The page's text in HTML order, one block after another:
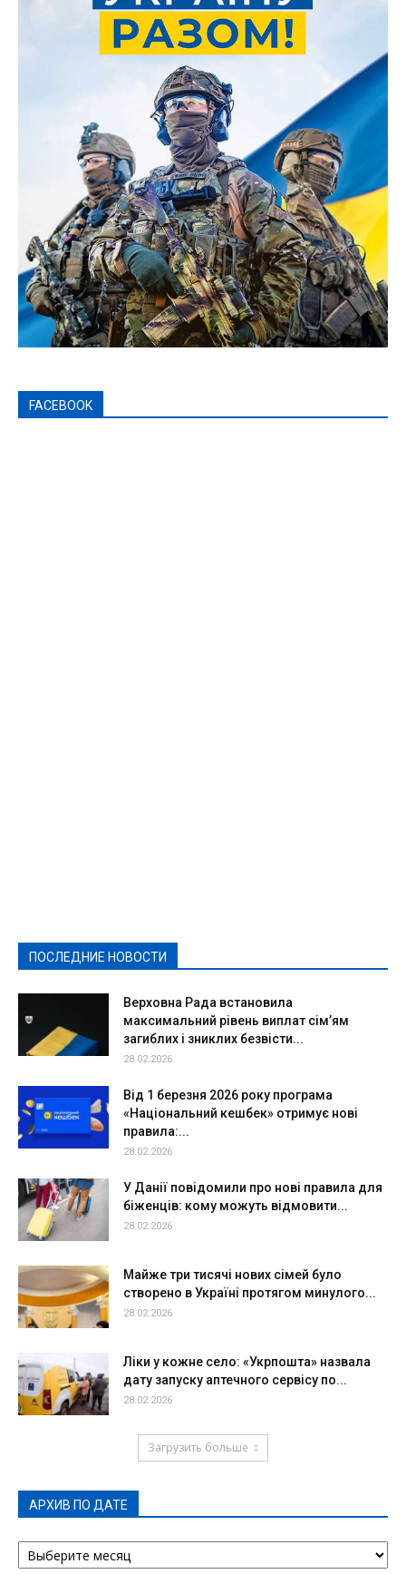
FACEBOOK
ПОСЛЕДНИЕ НОВОСТИ
Верховна Рада встановила
максимальний рівень виплат сім’ям
загиблих і зниклих безвісти...
28.02.2026
Від 1 березня 2026 року програма
«Національний кешбек» отримує нові
правила:...
28.02.2026
У Данії повідомили про нові правила для
біженців: кому можуть відмовити...
28.02.2026
Майже три тисячі нових сімей було
створено в Україні протягом минулого...
28.02.2026
Ліки у кожне село: «Укрпошта» назвала
дату запуску аптечного сервісу по...
28.02.2026
Загрузить больше
АРХИВ ПО ДАТЕ
АРХИВ
ПО